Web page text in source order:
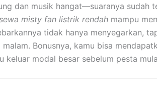
dan musik hangat—suaranya sudah
misty fan listrik rendah mampu
tidak hanya menyegarkan,
Bonusnya, kamu bisa
keluar modal besar sebelum pesta